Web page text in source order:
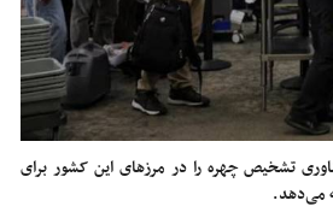
تشخیص چهره را در مرزهای این کشور برای
می‌دهد.